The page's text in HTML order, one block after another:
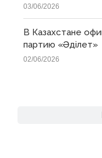
03/06/2026
В Казахстане
партию «Əділет»
02/06/2026